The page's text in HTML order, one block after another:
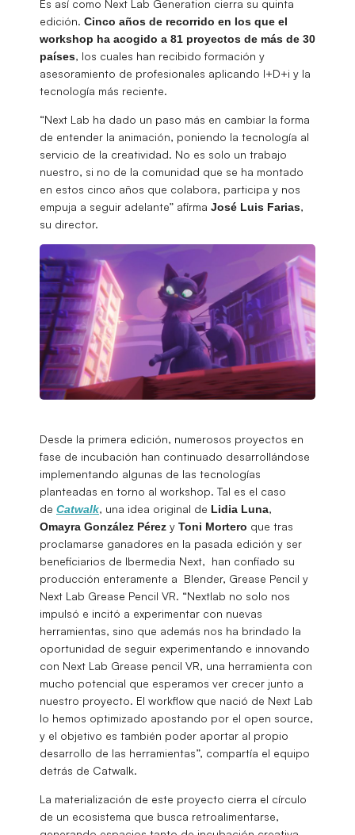
Es así como Next Lab Generation cierra su quinta
edición. Cinco años de recorrido en los que el
workshop ha acogido a 81 proyectos de más de 30
países, los cuales han recibido formación y
asesoramiento de profesionales aplicando I+D+i y la
tecnología más reciente.
“Next Lab ha dado un paso más en cambiar la forma
de entender la animación, poniendo la tecnología al
servicio de la creatividad. No es solo un trabajo
nuestro, si no de la comunidad que se ha montado
en estos cinco años que colabora, participa y nos
empuja a seguir adelante” afirma José Luis Farias,
su director.
Desde la primera edición, numerosos proyectos en
fase de incubación han continuado desarrollándose
implementando algunas de las tecnologías
planteadas en torno al workshop. Tal es el caso
de Catwalk, una idea original de Lidia Luna,
Omayra González Pérez y Toni Mortero que tras
proclamarse ganadores en la pasada edición y ser
beneficiarios de Ibermedia Next, han confiado su
producción enteramente a Blender, Grease Pencil y
Next Lab Grease Pencil VR. “Nextlab no solo nos
impulsó e incitó a experimentar con nuevas
herramientas, sino que además nos ha brindado la
oportunidad de seguir experimentando e innovando
con Next Lab Grease pencil VR, una herramienta con
mucho potencial que esperamos ver crecer junto a
nuestro proyecto. El workflow que nació de Next Lab
lo hemos optimizado apostando por el open source,
y el objetivo es también poder aportar al propio
desarrollo de las herramientas”, compartía el equipo
detrás de Catwalk.
La materialización de este proyecto cierra el círculo
de un ecosistema que busca retroalimentarse,